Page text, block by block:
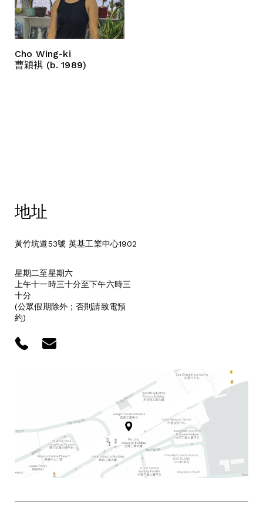
Cho Wing-ki
曹穎褀 (b. 1989)
地址
黃竹坑道53號 英基工業中心1902
星期二至星期六
上午十一時三十分至下午六時三
十分
(公眾假期除外；否則請致電預
約)